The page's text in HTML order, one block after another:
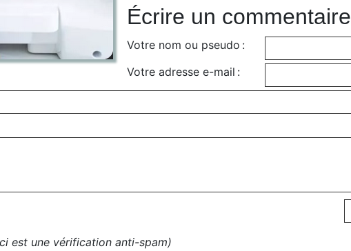
Écrire un commentaire
Votre nom ou pseudo :
Votre adresse e-mail :
est une vérification anti-spam)